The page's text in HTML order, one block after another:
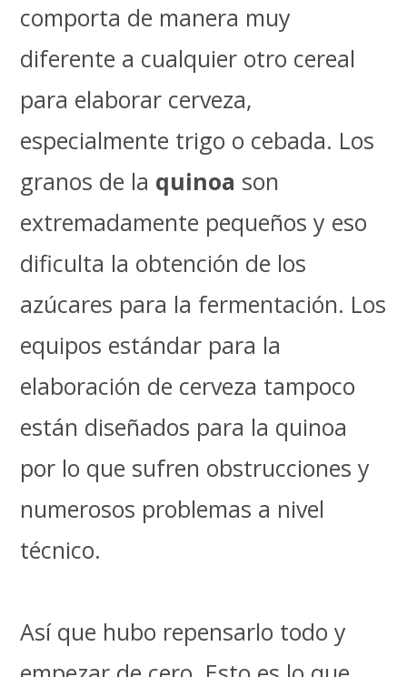
comporta de manera muy
diferente a cualquier otro cereal
para elaborar cerveza,
especialmente trigo o cebada. Los
granos de la quinoa son
extremadamente pequeños y eso
dificulta la obtención de los
azúcares para la fermentación. Los
equipos estándar para la
elaboración de cerveza tampoco
están diseñados para la quinoa
por lo que sufren obstrucciones y
numerosos problemas a nivel
técnico.
Así que hubo repensarlo todo y